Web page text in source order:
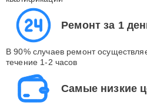
Ремонт за 1
В 90% случаев ремонт
течение 1-2 часов
Самые низкие